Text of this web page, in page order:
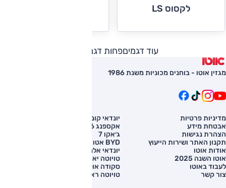
לקסוס LS
עוד דגמיםפחות דגמים
מגזין אוטו - בוחנים מכוניות משנת 1986
מדיניות פרטיות
אבטחת מידע
הצהרת נגישות
תקנון האתר ושירות הייעוץ
אודות אוטו
אוטו השנה 2025
לעבוד באוטו
צור קשר
יונדאי קונה
אקספנג G6
ג׳אקו 7
BYD אטו 3
יונדאי אלנטרה
טויוטה יאריס קרוס
סקודה אוקטביה
טויוטה ראב 4